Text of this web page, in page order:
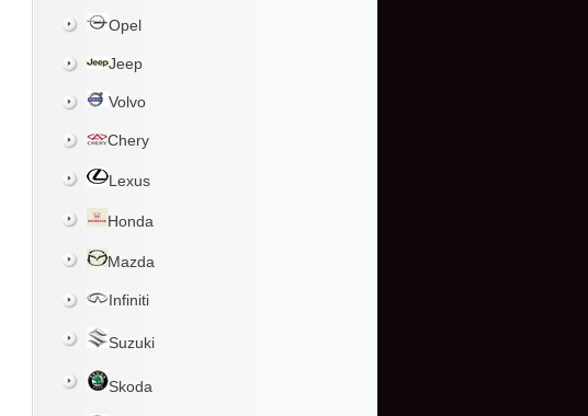
Opel
Jeep
Volvo
Chery
Lexus
Honda
Mazda
Infiniti
Suzuki
Skoda